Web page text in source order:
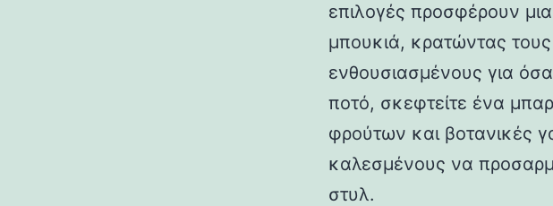
επιλογές προσφέρουν
μπουκιά, κρατώντας
ενθουσιασμένους για
ποτό, σκεφτείτε ένα
φρούτων και βοτανικές
καλεσμένους να
στυλ.